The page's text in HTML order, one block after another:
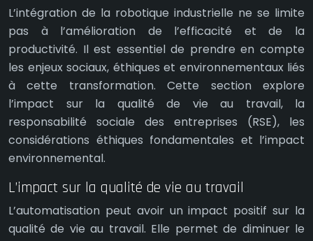
L’intégration de la robotique industrielle ne se limite
pas à l’amélioration de l’efficacité et de la
productivité. Il est essentiel de prendre en compte
les enjeux sociaux, éthiques et environnementaux liés
à cette transformation. Cette section explore
l’impact sur la qualité de vie au travail, la
responsabilité sociale des entreprises (RSE), les
considérations éthiques fondamentales et l’impact
environnemental.
L’impact sur la qualité de vie au travail
L’automatisation peut avoir un impact positif sur la
qualité de vie au travail. Elle permet de diminuer le